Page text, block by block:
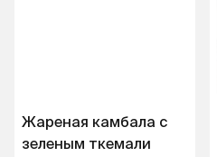
Жареная камбала с
зеленым ткемали